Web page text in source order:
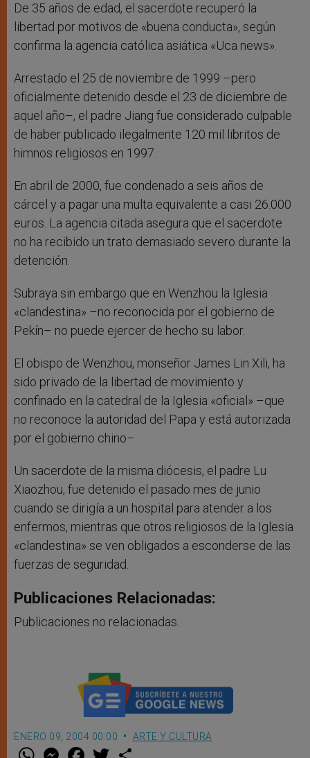
De 35 años de edad, el sacerdote recuperó la
libertad por motivos de «buena conducta», según
confirma la agencia católica asiática «Uca news».
Arrestado el 25 de noviembre de 1999 –pero
oficialmente detenido desde el 23 de diciembre de
aquel año–, el padre Jiang fue considerado culpable
de haber publicado ilegalmente 120 mil libritos de
himnos religiosos en 1997.
En abril de 2000, fue condenado a seis años de
cárcel y a pagar una multa equivalente a casi 26.000
euros. La agencia citada asegura que el sacerdote
no ha recibido un trato demasiado severo durante la
detención.
Subraya sin embargo que en Wenzhou la Iglesia
«clandestina» –no reconocida por el gobierno de
Pekín– no puede ejercer de hecho su labor.
El obispo de Wenzhou, monseñor James Lin Xili, ha
sido privado de la libertad de movimiento y
confinado en la catedral de la Iglesia «oficial» –que
no reconoce la autoridad del Papa y está autorizada
por el gobierno chino–.
Un sacerdote de la misma diócesis, el padre Lu
Xiaozhou, fue detenido el pasado mes de junio
cuando se dirigía a un hospital para atender a los
enfermos, mientras que otros religiosos de la Iglesia
«clandestina» se ven obligados a esconderse de las
fuerzas de seguridad.
Publicaciones Relacionadas:
Publicaciones no relacionadas.
ENERO 09, 2004 00:00 ARTE Y CULTURA
W M F